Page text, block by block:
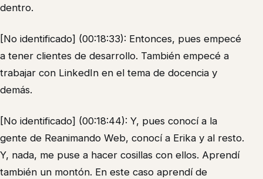
dentro.
[No identificado] (00:18:33): Entonces, pues empecé
a tener clientes de desarrollo. También empecé a
trabajar con LinkedIn en el tema de docencia y
demás.
[No identificado] (00:18:44): Y, pues conocí a la
gente de Reanimando Web, conocí a Erika y al resto.
Y, nada, me puse a hacer cosillas con ellos. Aprendí
también un montón. En este caso aprendí de